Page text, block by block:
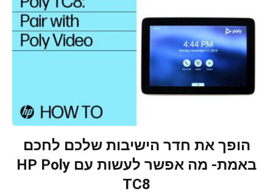
הופך את חדר הישיבות שלכם לחכם
באמת- מה אפשר לעשות עם HP Poly
TC8